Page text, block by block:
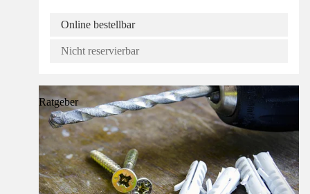
Online bestellbar
Nicht reservierbar
Ratgeber